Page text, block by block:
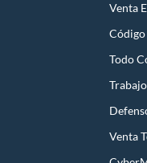
Venta
Todo
Venta